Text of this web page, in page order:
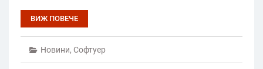
ВИЖ ПОВЕЧЕ
Новини, Софтуер